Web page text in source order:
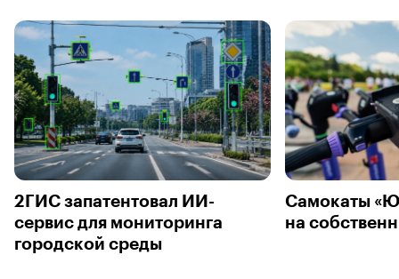
2ГИС запатентовал ИИ-
сервис для мониторинга
городской среды
Самокаты
на